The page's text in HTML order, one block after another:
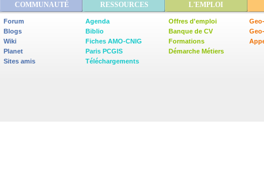
COMMUNAUTÉ RESSOURCES L'EMPLOI
Forum
Blogs
Wiki
Planet
Sites amis
Agenda
Biblio
Fiches AMO-CNIG
Paris PCGIS
Téléchargements
Offres d'emploi
Banque de CV
Formations
Démarche Métiers